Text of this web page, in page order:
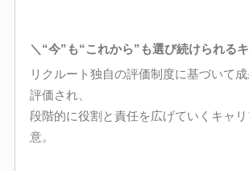
＼“今”も“これから”も選び続けられる
リクルート独自の評価制度に基づいて
評価され、
段階的に役割と責任を広げていくキャ
意。